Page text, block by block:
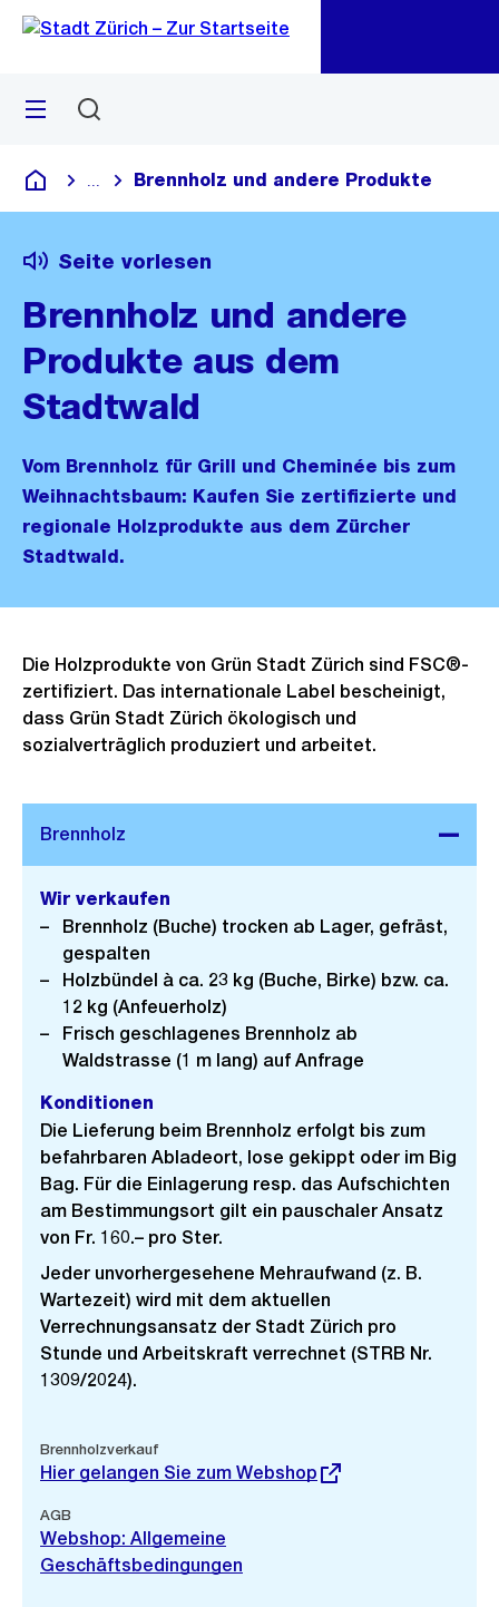
Navigation
Sprunglink
Menü
Deutsch
Blende alle Breadcrumbs ein
Brennholz und andere Produkte
Seite vorlesen
Brennholz und andere
Produkte aus dem
Stadtwald
Vom Brennholz für Grill und Cheminée bis zum
Weihnachtsbaum: Kaufen Sie zertifizierte und
regionale Holzprodukte aus dem Zürcher
Stadtwald.
Die Holzprodukte von Grün Stadt Zürich sind FSC®-
zertifiziert. Das internationale Label bescheinigt,
dass Grün Stadt Zürich ökologisch und
sozialverträglich produziert und arbeitet.
Wir verkaufen
Brennholz (Buche) trocken ab Lager, gefräst,
gespalten
Holzbündel à ca. 23 kg (Buche, Birke) bzw. ca.
12 kg (Anfeuerholz)
Frisch geschlagenes Brennholz ab
Waldstrasse (1 m lang) auf Anfrage
Konditionen
Die Lieferung beim Brennholz erfolgt bis zum
befahrbaren Abladeort, lose gekippt oder im Big
Bag. Für die Einlagerung resp. das Aufschichten
am Bestimmungsort gilt ein pauschaler Ansatz
von Fr. 160.– pro Ster.
Jeder unvorhergesehene Mehraufwand (z. B.
Wartezeit) wird mit dem aktuellen
Verrechnungsansatz der Stadt Zürich pro
Stunde und Arbeitskraft verrechnet (STRB Nr.
1309/2024).
Brennholzverkauf
Externer
Link:
Hier gelangen Sie zum Webshop
AGB
Webshop: Allgemeine
Geschäftsbedingungen